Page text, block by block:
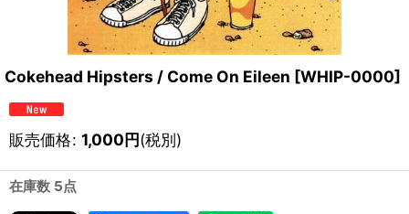
Cokehead Hipsters / Come On Eileen [WHIP-0000]
販売価格: 1,000円(税別)
在庫数 5点